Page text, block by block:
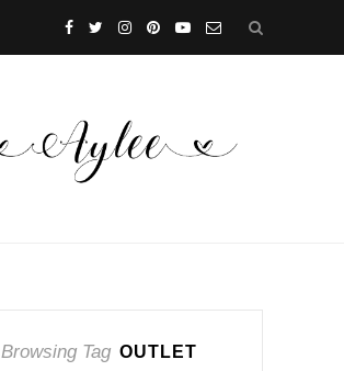
Browsing Tag OUTLET